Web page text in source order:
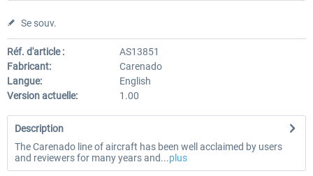
Se souv.
Réf. d'article :
AS13851
Fabricant:
Carenado
Langue:
English
Version actuelle:
1.00
Description
The Carenado line of aircraft has been well acclaimed by users
and reviewers for many years and...plus